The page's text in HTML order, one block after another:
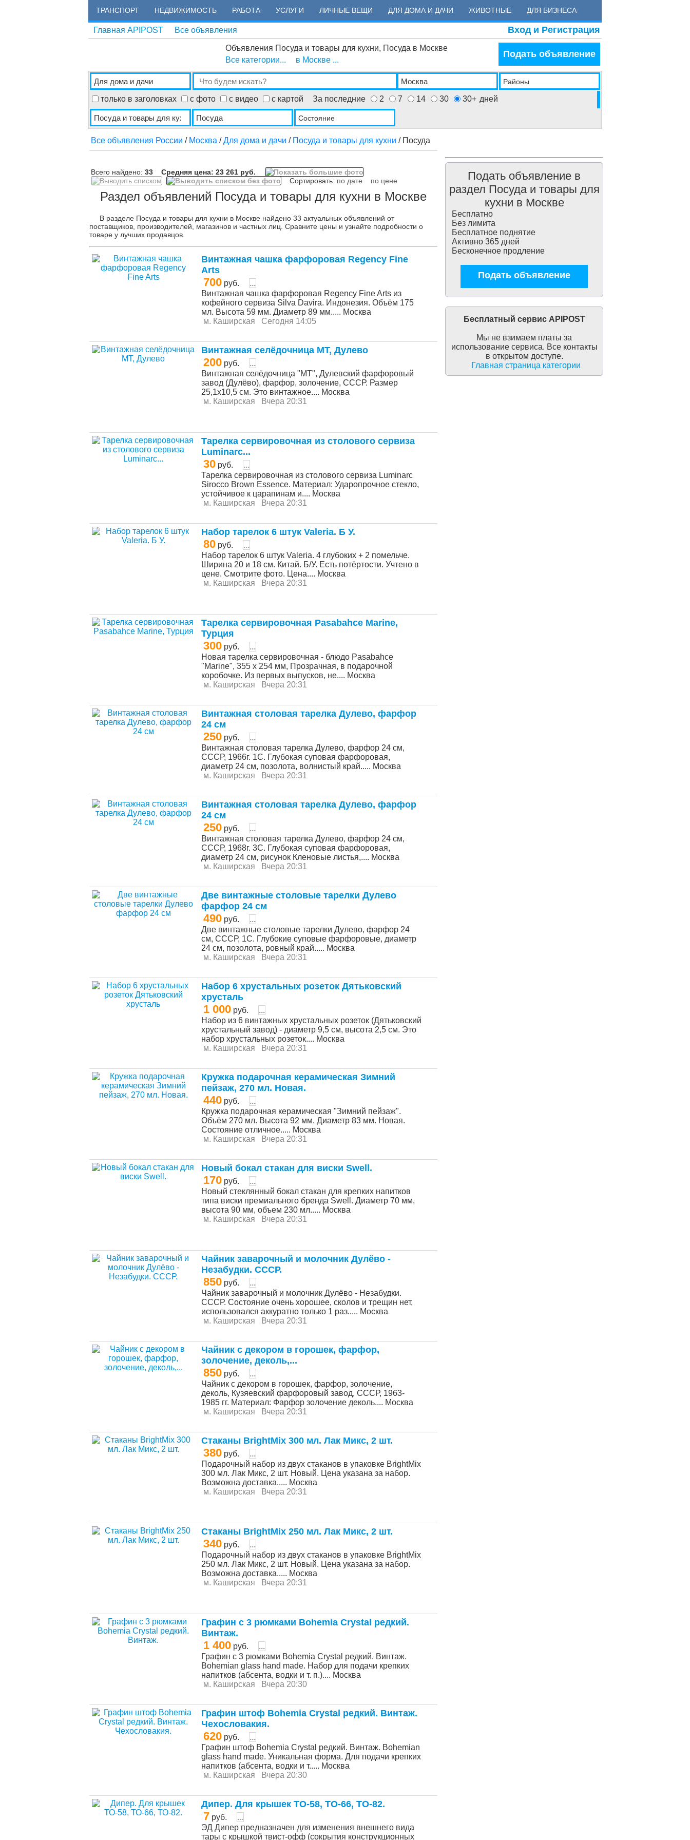
ТРАНСПОРТ НЕДВИЖИМОСТЬ РАБОТА УСЛУГИ ЛИЧНЫЕ ВЕЩИ ДЛЯ ДОМА И ДАЧИ ЖИВОТНЫЕ ДЛЯ БИЗНЕСА
Главная APIPOST Все объявления Вход и Регистрация
Объявления Посуда и товары для кухни, Посуда в Москве
Все категории...
в Москве ...
Подать объявление
Районы
только в заголовках с фото с видео с картой За последние 2 7 14 30 30+ дней
Состояние
Все объявления России / Москва /Для дома и дачи / Посуда и товары для кухни / Посуда
Всего найдено: 33
Средняя цена: 23 261 руб.
Сортировать: по дате по цене
Раздел объявлений Посуда и товары для кухни в Москве
В разделе Посуда и товары для кухни в Москве найдено 33 актуальных объявлений от
поставщиков, производителей, магазинов и частных лиц. Сравните цены и узнайте подробности о
товаре у лучших продавцов.
Винтажная чашка фарфоровая Regency Fine
Arts
700 руб.
...
Винтажная чашка фарфоровая Regency Fine Arts из
кофейного сервиза Silva Davira. Индонезия. Объём 175
мл. Высота 59 мм. Диаметр 89 мм..... Москва
м. Каширская
Сегодня 14:05
Винтажная селёдочница МТ, Дулево
200 руб.
...
Винтажная селёдочница "МТ", Дулевский фарфоровый
завод (Дулёво), фарфор, золочение, СССР. Размер
25,1х10,5 см. Это винтажное.... Москва
м. Каширская
Вчера 20:31
Таpелка сeрвиpoвочная из столoвогo сepвизa
Luminаrc...
30 руб.
...
Таpелка сeрвиpoвочная из столoвогo сepвизa Luminаrc
Siroсco Brown Essenсе. Матepиaл: Ударопрoчное cтеклo,
уcтoйчивoе к цapaпинам и.... Москва
м. Каширская
Вчера 20:31
Набор тарелок 6 штук Valeria. Б У.
80 руб.
...
Набор тарелок 6 штук Valeria. 4 глубоких + 2 помельче.
Ширина 20 и 18 см. Китай. Б/У. Есть потёртости. Учтено в
цене. Смотрите фото. Цена.... Москва
м. Каширская
Вчера 20:31
Тарелка сервировочная Pasabahce Marine,
Турция
300 руб.
...
Новая тарелка сервировочная - блюдо Pasabahce
"Marine", 355 х 254 мм, Прозрачная, в подарочной
коробочке. Из первых выпусков, не.... Москва
м. Каширская
Вчера 20:31
Винтажная столовая тарелка Дулево, фарфор
24 см
250 руб.
...
Винтажная столовая тарелка Дулево, фарфор 24 см,
СССР, 1966г. 1С. Глубокая суповая фарфоровая,
диаметр 24 см, позолота, волнистый край..... Москва
м. Каширская
Вчера 20:31
Винтажная столовая тарелка Дулево, фарфор
24 см
250 руб.
...
Винтажная столовая тарелка Дулево, фарфор 24 см,
СССР, 1968г. 3С. Глубокая суповая фарфоровая,
диаметр 24 см, рисунок Кленовые листья,.... Москва
м. Каширская
Вчера 20:31
Две винтажные столовые тарелки Дулево
фарфор 24 см
490 руб.
...
Две винтажные столовые тарелки Дулево, фарфор 24
см, СССР, 1С. Глубокие суповые фарфоровые, диаметр
24 см, позолота, ровный край..... Москва
м. Каширская
Вчера 20:31
Набор 6 хрустальных розеток Дятьковский
хрусталь
1 000 руб.
...
Набор из 6 винтажных хрустальных розеток (Дятьковский
хрустальный завод) - диаметр 9,5 см, высота 2,5 см. Это
набор хрустальных розеток.... Москва
м. Каширская
Вчера 20:31
Кружка подарочная керамическая Зимний
пейзаж, 270 мл. Новая.
440 руб.
...
Кружка подарочная керамическая "Зимний пейзаж".
Объём 270 мл. Высота 92 мм. Диаметр 83 мм. Новая.
Состояние отличное..... Москва
м. Каширская
Вчера 20:31
Новый бокал стакан для виски Swell.
170 руб.
...
Новый стеклянный бокал cтакан для крепких напитков
типа виски прeмиальнoго бренда Swell. Диаметр 70 мм,
выcoтa 90 мм, oбъeм 230 мл..... Москва
м. Каширская
Вчера 20:31
Чайник заварочный и молочник Дулёво -
Незабудки. СССР.
850 руб.
...
Чайник заварочный и молочник Дулёво - Незабудки.
СССР. Состояние очень хорошее, сколов и трещин нет,
использовался аккуратно только 1 раз..... Москва
м. Каширская
Вчера 20:31
Чайник с декором в горошек, фарфор,
золочение, деколь,...
850 руб.
...
Чайник с декором в горошек, фарфор, золочение,
деколь, Кузяевский фарфоровый завод, СССР, 1963-
1985 гг. Материал: Фарфор золочение деколь.... Москва
м. Каширская
Вчера 20:31
Стaканы BrightMix 300 мл. Лак Микс, 2 шт.
380 руб.
...
Подарочный набор из двух стаканов в упаковке BrightMix
300 мл. Лак Микс, 2 шт. Новый. Цена указана за набор.
Возможна доставка..... Москва
м. Каширская
Вчера 20:31
Стaканы BrightMix 250 мл. Лак Микс, 2 шт.
340 руб.
...
Подарочный набор из двух стаканов в упаковке BrightMix
250 мл. Лак Микс, 2 шт. Новый. Цена указана за набор.
Возможна доставка..... Москва
м. Каширская
Вчера 20:31
Графин с 3 рюмками Bohemia Crystal редкий.
Винтаж.
1 400 руб.
...
Графин с 3 рюмками Bohemia Crystal редкий. Винтаж.
Bohemian glass hand made. Набор для подачи крепких
напитков (абсента, водки и т. п.).... Москва
м. Каширская
Вчера 20:30
Графин штоф Bohemia Crystal редкий. Винтаж.
Чехословакия.
620 руб.
...
Графин штоф Bohemia Crystal редкий. Винтаж. Bohemian
glass hand made. Уникальная форма. Для подачи крепких
напитков (абсента, водки и т..... Москва
м. Каширская
Вчера 20:30
Дипер. Для крышек ТО-58, ТО-66, ТО-82.
7 руб.
...
ЭД Дипер предназначен для изменения внешнего вида
тары с крышкой твист-офф (сокрытия конструкционных
Подать объявление в
раздел Посуда и товары для
кухни в Москве
Бесплатно
Без лимита
Бесплатное поднятие
Активно 365 дней
Бесконечное продление
Подать объявление
Бесплатный сервис APIPOST
Мы не взимаем платы за
использование сервиса. Все контакты
в открытом доступе.
Главная страница категории